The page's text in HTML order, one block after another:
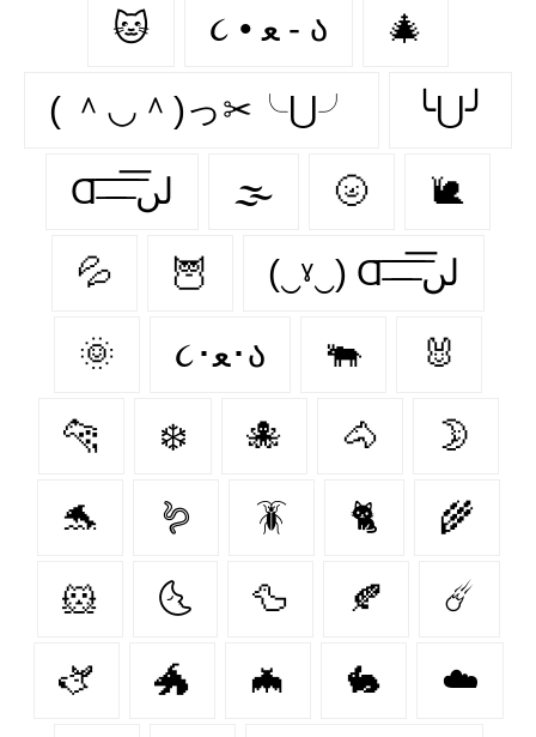
🐱 ૮ • ﻌ - ა 🎄
( ＾◡＾)っ✂╰⋃╯ ╰⋃╯
Ɑ͞ ̶͞ ̶͞ ̶͞ لں͞ 🌫️ 🌝 🐌
💦 🦉 (‿ˠ‿) Ɑ͞ ̶͞ ̶͞ ̶͞ لں͞
🌞 ૮･ﻌ･ა 🐃 🐰
🐆 ❄️ 🐙 🐴 🌛
🐬 🪱 🪳 🐈 🌾
🐹 🌜 🦆 🍂 ☄️
🫏 🐲 🦇 🐇 ☁️